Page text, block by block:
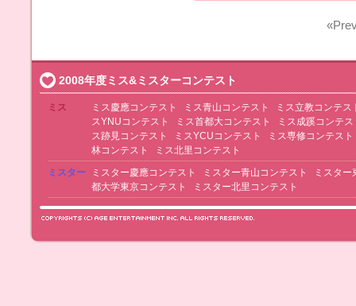
2008年度ミス&ミスターコンテスト
ミス ミス慶應コンテスト ミス青山コンテスト
ミス立教コンテス
スYNUコンテスト
ミス首都大コンテスト
ミス成蹊コンテス
ス跡見コンテスト
ミスYCUコンテスト
ミス専修コンテスト
林コンテスト
ミス北里コンテスト
ミスター
ミスター慶應コンテスト ミスター青山コンテスト
ミスター
都大学東京コンテスト
ミスター北里コンテスト